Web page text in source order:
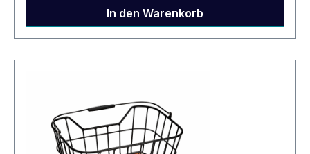
Artikelnummer 23000128
In den Warenkorb